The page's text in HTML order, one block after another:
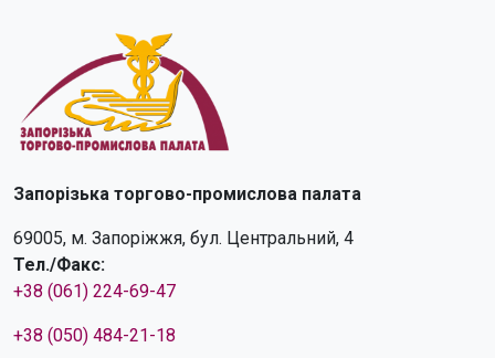
Запорізька торгово-промислова палата
69005, м. Запоріжжя, бул. Центральний, 4
Тел./Факс:
+38 (061) 224-69-47
+38 (050) 484-21-18